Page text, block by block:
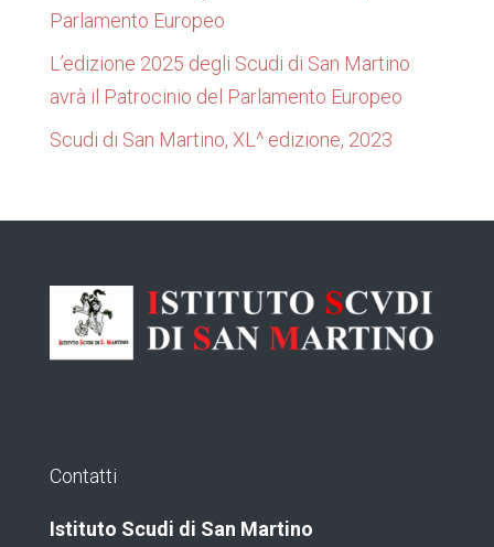
Parlamento Europeo
L’edizione 2025 degli Scudi di San Martino
avrà il Patrocinio del Parlamento Europeo
Scudi di San Martino, XL^ edizione, 2023
Contatti
Istituto Scudi di San Martino